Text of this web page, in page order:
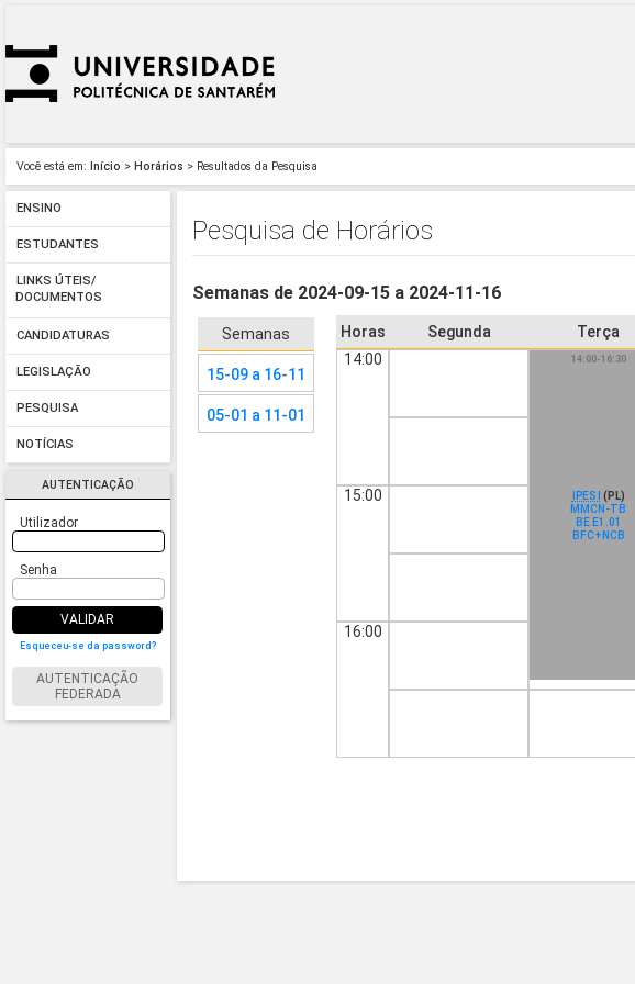
Você está em: Início > Horários > Resultados da Pesquisa
ENSINO
ESTUDANTES
LINKS ÚTEIS/
DOCUMENTOS
CANDIDATURAS
LEGISLAÇÃO
PESQUISA
NOTÍCIAS
AUTENTICAÇÃO
Utilizador
Senha
VALIDAR
Esqueceu-se da password?
AUTENTICAÇÃO
FEDERADA
Pesquisa de Horários
Semanas de 2024-09-15 a 2024-11-16
Semanas
15-09 a 16-11
05-01 a 11-01
Horas Segunda Terça
14:00
14:00-16:30
IPES I
(PL)
MMCN-TB
BE E1.01
BFC+NCB
15:00
16:00